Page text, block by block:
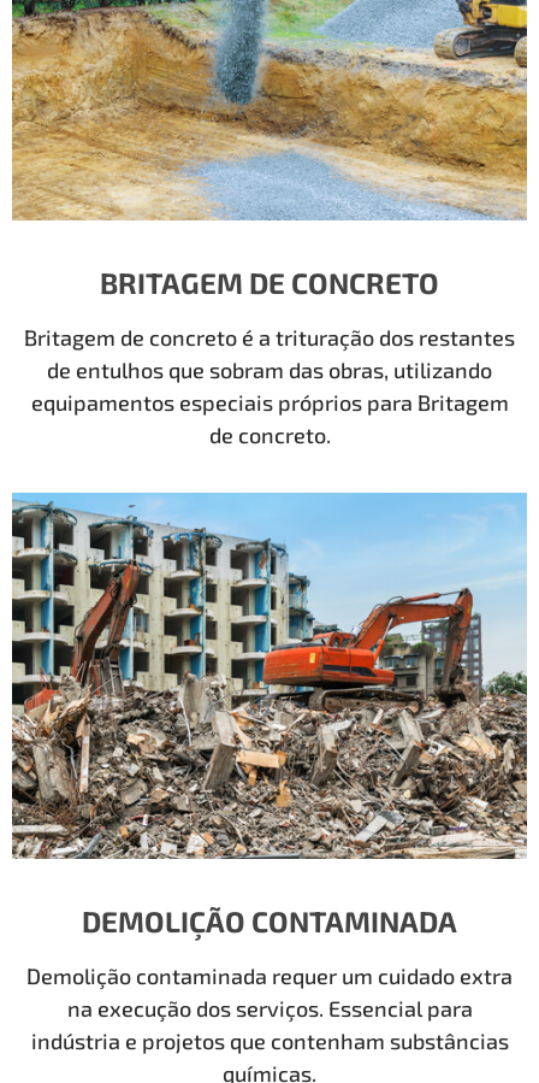
BRITAGEM DE CONCRETO
Britagem de concreto é a trituração dos restantes
de entulhos que sobram das obras, utilizando
equipamentos especiais próprios para Britagem
de concreto.
DEMOLIÇÃO CONTAMINADA
Demolição contaminada requer um cuidado extra
na execução dos serviços. Essencial para
indústria e projetos que contenham substâncias
químicas.